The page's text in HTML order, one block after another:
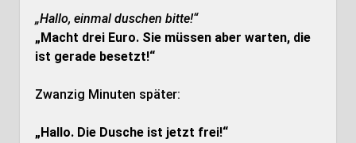
„Hallo, einmal duschen bitte!“
„Macht drei Euro. Sie müssen aber warten, die
ist gerade besetzt!“
Zwanzig Minuten später:
„Hallo. Die Dusche ist jetzt frei!“